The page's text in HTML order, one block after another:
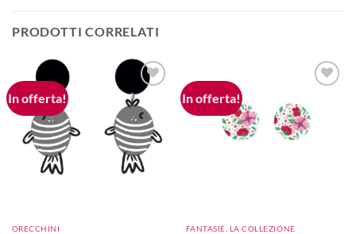
PRODOTTI CORRELATI
In offerta!
Aggiungi
alla lista
dei
desideri
ORECCHINI
In offerta!
alla lista
desideri
FANTASIE, LA COLLEZIONE